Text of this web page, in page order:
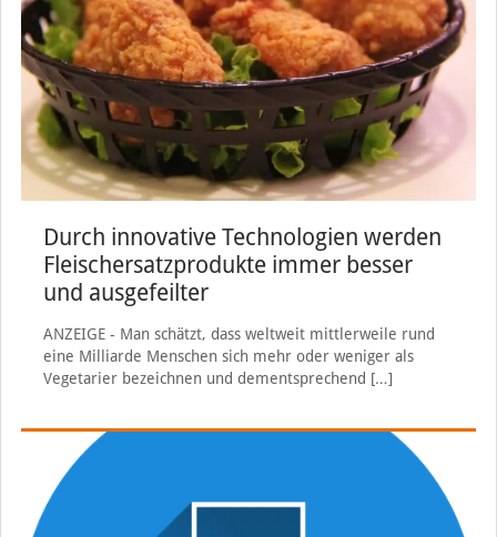
Durch innovative Technologien werden
Fleischersatzprodukte immer besser
und ausgefeilter
ANZEIGE - Man schätzt, dass weltweit mittlerweile rund
eine Milliarde Menschen sich mehr oder weniger als
Vegetarier bezeichnen und dementsprechend […]